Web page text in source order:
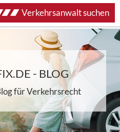
- BLOG
für Verkehrsrecht
Verkehrsanwalt suchen